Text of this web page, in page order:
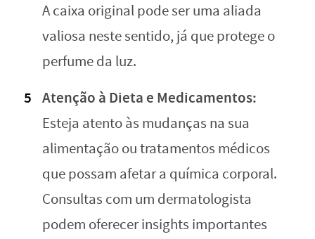
A caixa original pode ser uma aliada
valiosa neste sentido, já que protege o
perfume da luz.
Atenção à Dieta e Medicamentos:
Esteja atento às mudanças na sua
alimentação ou tratamentos médicos
que possam afetar a química corporal.
Consultas com um dermatologista
podem oferecer insights importantes